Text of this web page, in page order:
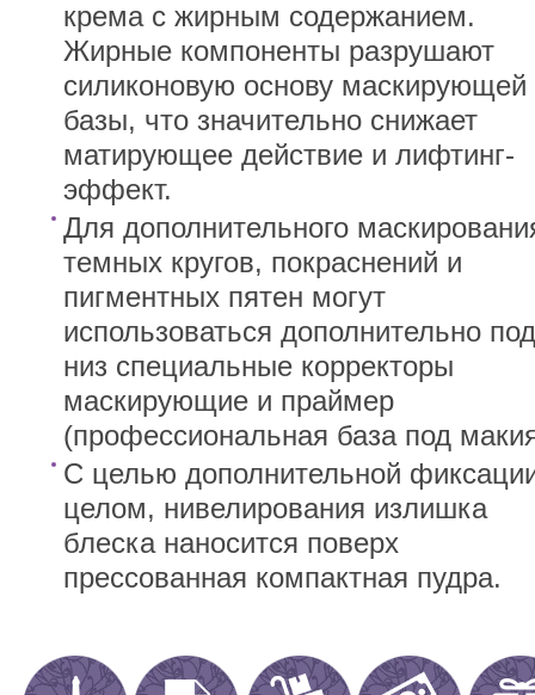
крема с жирным содержанием.
Жирные компоненты разрушают
силиконовую основу маскирующей
базы, что значительно снижает
матирующее действие и лифтинг-
эффект.
Для дополнительного
темных кругов, покраснений и
пигментных пятен могут
использоваться дополнительно под
низ специальные корректоры
маскирующие и праймер
(профессиональная база под
С целью дополнительной
целом, нивелирования излишка
блеска наносится поверх
прессованная компактная пудра.